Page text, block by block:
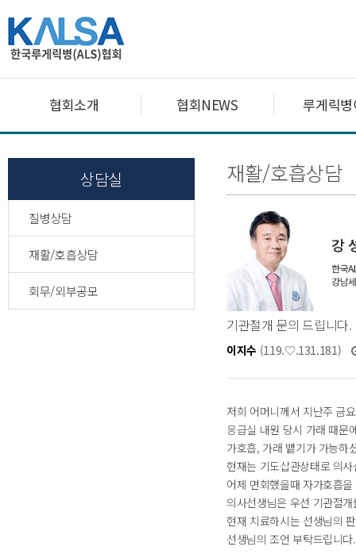
협회소개 협회NEWS 루게릭
상담실
질병상담
재활/호흡상담
회무/외부공모
재활/호흡상담
기관절개 문의 드립니다.
이지수 (119.♡.131.181)
저희 어머니께서 지난주 금
응급실 내원 당시 가래 때문
가호흡, 가래 뱉기가 가능하
현재는 기도삽관상태로 의
어제 면회했을때 자가호흡
의사선생님은 우선 기관절
현재 치료하시는 선생님의
선생님의 조언 부탁드립니다.